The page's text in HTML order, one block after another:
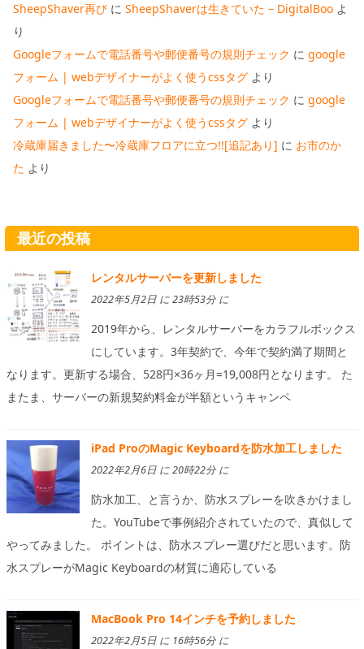
SheepShaver再び に SheepShaverは生きていた – DigitalBoo よ
り
Googleフォームで電話番号や郵便番号の規則チェック に google
フォーム | webデザイナーがよく使うcssタグ より
Googleフォームで電話番号や郵便番号の規則チェック に google
フォーム | webデザイナーがよく使うcssタグ より
冷蔵庫届きました〜冷蔵庫フロアに立つ!![追記あり] に お市のか
た より
最近の投稿
レンタルサーバーを更新しました
2022年5月2日 に 23時53分 に
2019年から、レンタルサーバーをカラフルボックス
にしています。3年契約で、今年で契約満了期間と
なります。更新する場合、528円×36ヶ月=19,008円となります。 た
またま、サーバーの新規契約料金が半額というキャンペ
iPad ProのMagic Keyboardを防水加工しました
2022年2月6日 に 20時22分 に
防水加工、と言うか、防水スプレーを吹きかけまし
た。YouTubeで事例紹介されていたので、真似して
やってみました。 ポイントは、防水スプレー選びだと思います。防
水スプレーがMagic Keyboardの材質に適応している
MacBook Pro 14インチを予約しました
2022年2月5日 に 16時56分 に